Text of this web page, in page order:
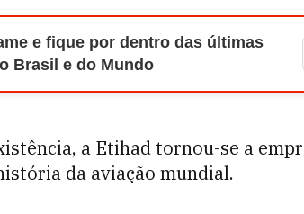
e fique por dentro das últimas
Brasil e do Mundo
a Etihad tornou-se a
da aviação mundial.